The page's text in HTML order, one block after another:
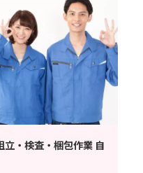
・検査・梱包作業 自